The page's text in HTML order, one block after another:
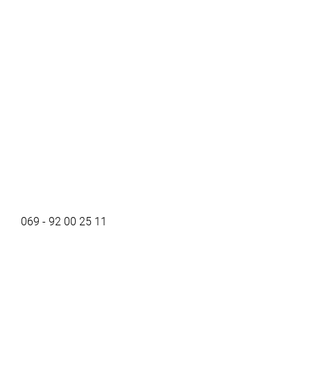
069 - 92 00 25 11